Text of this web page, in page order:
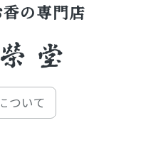
の専門店
ついて